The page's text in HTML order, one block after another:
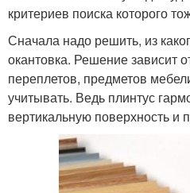
критериев поиска которого
Сначала надо решить, из
окантовка. Решение зависит
переплетов, предметов
учитывать. Ведь плинтус
вертикальную поверхность и